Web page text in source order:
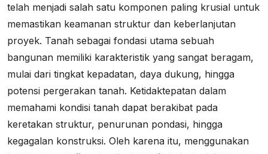
telah menjadi salah satu komponen paling krusial untuk
memastikan keamanan struktur dan keberlanjutan
proyek. Tanah sebagai fondasi utama sebuah
bangunan memiliki karakteristik yang sangat beragam,
mulai dari tingkat kepadatan, daya dukung, hingga
potensi pergerakan tanah. Ketidaktepatan dalam
memahami kondisi tanah dapat berakibat pada
keretakan struktur, penurunan pondasi, hingga
kegagalan konstruksi. Oleh karena itu, menggunakan